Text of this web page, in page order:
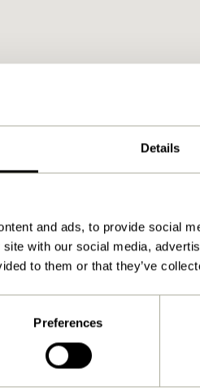
Details
and ads, to provide social
with our social media,
to them or that they’ve
Preferences